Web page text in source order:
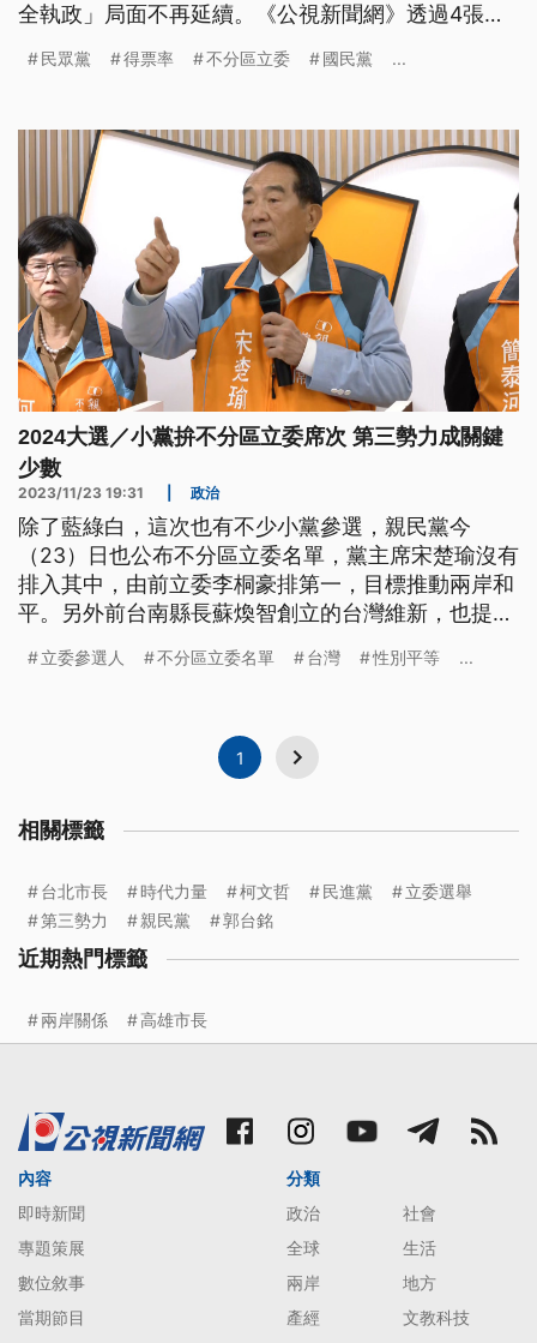
全執政」局面不再延續。《公視新聞網》透過4張圖
民眾黨 得票率 不分區立委 國民黨 ...
2024大選／小黨拚不分區立委席次 第三勢力成關鍵
少數
2023/11/23 19:31 政治
除了藍綠白，這次也有不少小黨參選，親民黨今
（23）日也公布不分區立委名單，黨主席宋楚瑜沒有
排入其中，由前立委李桐豪排第一，目標推動兩岸和
平。另外前台南縣長蘇煥智創立的台灣維新，也提出
舉，小民參政歐巴桑聯盟也將提出不分區立委名單，
立委參選人 不分區立委名單 台灣 性別平等 ...
1
相關標籤
台北市長 時代力量 柯文哲 民進黨
立委選舉
第三勢力
親民黨 郭台銘
近期熱門標籤
兩岸關係 高雄市長
內容
即時新聞
專題策展
數位敘事
當期節目
分類
政治
社會
全球
生活
兩岸
地方
產經
文教科技